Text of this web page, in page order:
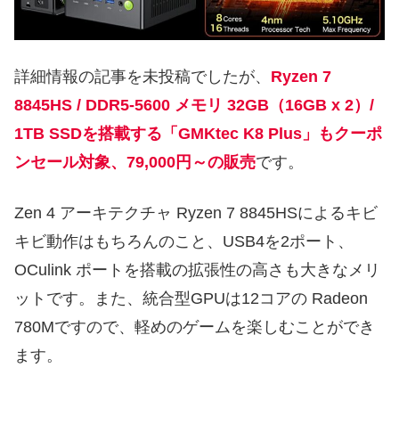
詳細情報の記事を未投稿でしたが、 Ryzen 7
8845HS / DDR5-5600 メモリ 32GB（16GB x 2）/
1TB SSDを搭載する「GMKtec K8 Plus」もクーポ
ンセール対象、79,000円～の販売です。
Zen 4 アーキテクチャ Ryzen 7 8845HSによるキビ
キビ動作はもちろんのこと、USB4を2ポート、
OCulink ポートを搭載の拡張性の高さも大きなメリ
ットです。また、統合型GPUは12コアの Radeon
780Mですので、軽めのゲームを楽しむことができ
ます。